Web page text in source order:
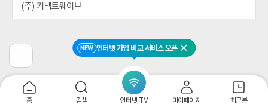
NEW 인터넷 가입 비교 서비스 오픈 닫기
홈 검색 인터넷·TV 마이페이지 최근본
전
페
이
지
(주) 커넥트웨이브